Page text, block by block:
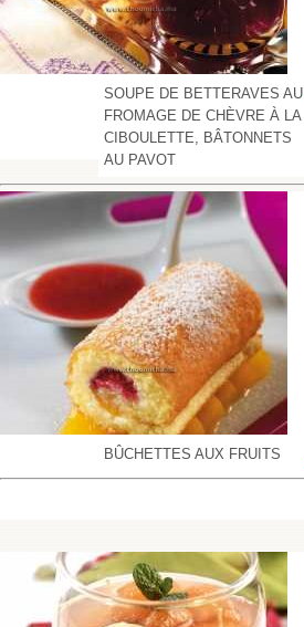
SOUPE DE BETTERAVES AU
FROMAGE DE CHÈVRE À LA
CIBOULETTE, BÂTONNETS
AU PAVOT
BÛCHETTES AUX FRUITS